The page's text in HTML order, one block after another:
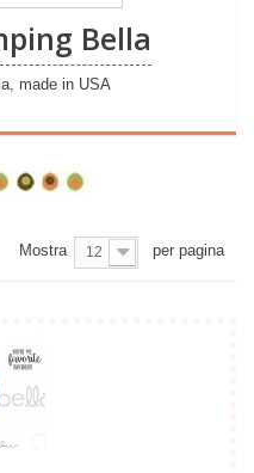
Bella
made in USA
Mostra 12 per pagina